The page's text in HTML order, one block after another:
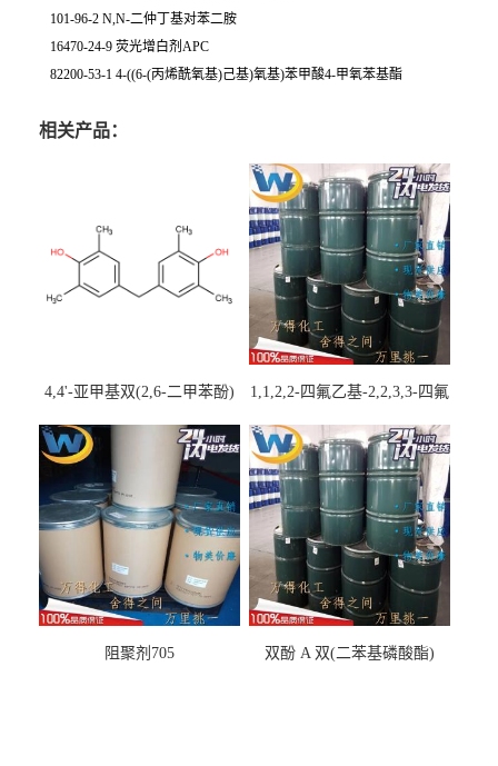
101-96-2 N,N-二仲丁基对苯二胺
16470-24-9 荧光增白剂APC
82200-53-1 4-((6-(丙烯酰氧基)己基)氧基)苯甲酸4-甲氧苯基酯
相关产品：
4,4'-亚甲基双(2,6-二甲苯酚)
1,1,2,2-四氟乙基-2,2,3,3-四氟
阻聚剂705 双酚 A 双(二苯基磷酸酯)